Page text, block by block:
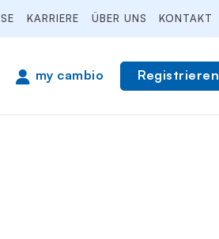
KARRIERE ÜBER UNS KONTAKT
my cambio Registrieren